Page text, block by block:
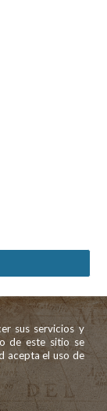
sus servicios y
de este sitio se
acepta el uso de